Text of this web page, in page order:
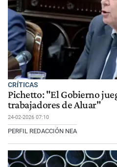
CRÍTICAS
Pichetto: "El Gobierno
trabajadores de Aluar"
24-02-2026 07:10
PERFIL REDACCIÓN NEA